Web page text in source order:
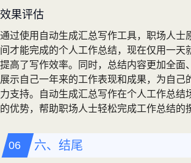
效果评估
通过使用自动生成汇总写作工具，职场人士
间才能完成的个人工作总结，现在仅用一天
提高了写作效率。同时，总结内容更加全面
展示自己一年来的工作表现和成果，为自己
力支持。自动生成汇总写作在个人工作总结
的优势，帮助职场人士轻松完成工作总结的
六、结尾